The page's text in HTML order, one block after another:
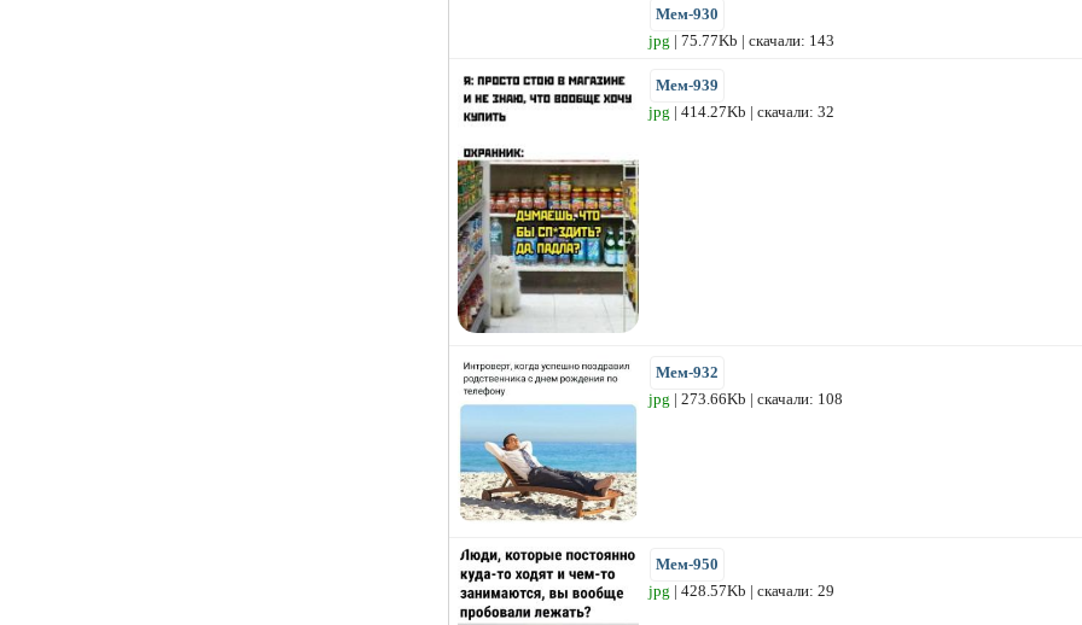
Мем-930
jpg | 75.77Kb | скачали: 143
Мем-939
jpg | 414.27Kb | скачали: 32
Мем-932
jpg | 273.66Kb | скачали: 108
Мем-950
jpg | 428.57Kb | скачали: 29